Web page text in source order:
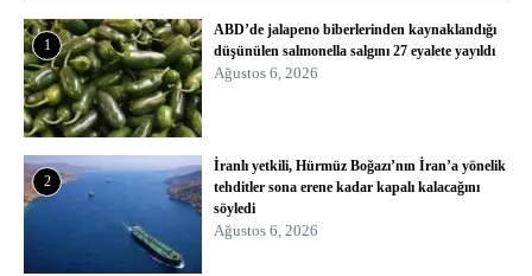
1
ABD’de jalapeno biberlerinden kaynaklandığı
düşünülen salmonella salgını 27 eyalete yayıldı
Ağustos 6, 2026
2
İranlı yetkili, Hürmüz Boğazı’nın İran’a yönelik
tehditler sona erene kadar kapalı kalacağını
söyledi
Ağustos 6, 2026